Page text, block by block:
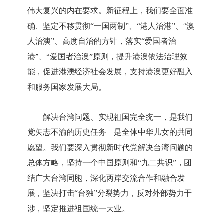
伟大复兴的内在要求。新征程上，我们要全面准
确、坚定不移贯彻“一国两制”、“港人治港”、“澳
人治澳”、高度自治的方针，落实“爱国者治
港”、“爱国者治澳”原则，提升港澳依法治理效
能，促进港澳经济社会发展，支持港澳更好融入
和服务国家发展大局。
解决台湾问题、实现祖国完全统一，是我们
党矢志不渝的历史任务，是全体中华儿女的共同
愿望。我们要深入贯彻新时代党解决台湾问题的
总体方略，坚持一个中国原则和“九二共识”，团
结广大台湾同胞，深化两岸交流合作和融合发
展，坚决打击“台独”分裂势力，反对外部势力干
涉，坚定推进祖国统一大业。